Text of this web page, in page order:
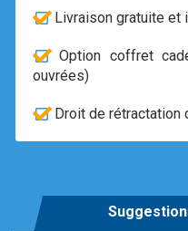
Livraison gratuite et
Option coffret
ouvrées)
Droit de rétractation